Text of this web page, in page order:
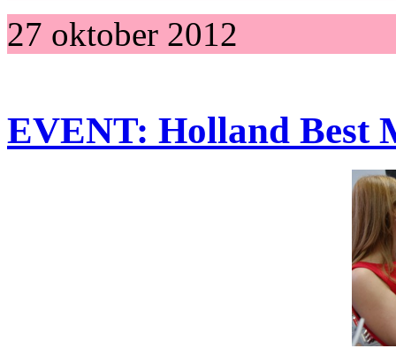
27 oktober 2012
EVENT: Holland Best